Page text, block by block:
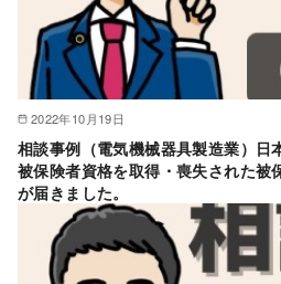
2022年10月19日
相談事例（電気機械器具製造業）日
被保険者資格を取得・喪失された被
が届きました。